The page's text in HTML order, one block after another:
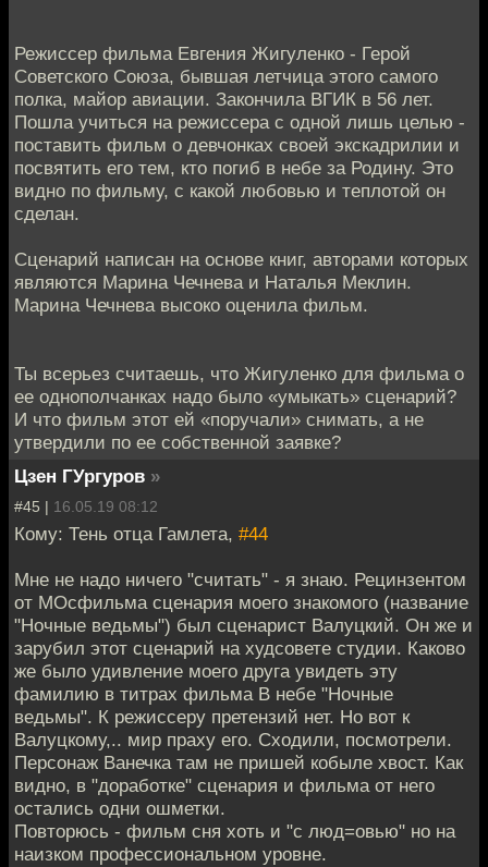
Режиссер фильма Евгения Жигуленко - Герой
Советского Союза, бывшая летчица этого самого
полка, майор авиации. Закончила ВГИК в 56 лет.
Пошла учиться на режиссера с одной лишь целью -
поставить фильм о девчонках своей экскадрилии и
посвятить его тем, кто погиб в небе за Родину. Это
видно по фильму, с какой любовью и теплотой он
сделан.
Сценарий написан на основе книг, авторами которых
являются Марина Чечнева и Наталья Меклин.
Марина Чечнева высоко оценила фильм.
Ты всерьез считаешь, что Жигуленко для фильма о
ее однополчанках надо было «умыкать» сценарий?
И что фильм этот ей «поручали» снимать, а не
утвердили по ее собственной заявке?
Цзен ГУргуров »
#45 | 16.05.19 08:12
Кому: Тень отца Гамлета, #44
Мне не надо ничего "считать" - я знаю. Рецинзентом
от МОсфильма сценария моего знакомого (название
"Ночные ведьмы") был сценарист Валуцкий. Он же и
зарубил этот сценарий на худсовете студии. Каково
же было удивление моего друга увидеть эту
фамилию в титрах фильма В небе "Ночные
ведьмы". К режиссеру претензий нет. Но вот к
Валуцкому,.. мир праху его. Сходили, посмотрели.
Персонаж Ванечка там не пришей кобыле хвост. Как
видно, в "доработке" сценария и фильма от него
остались одни ошметки.
Повторюсь - фильм сня хоть и "с люд=овью" но на
наизком профессиональном уровне.